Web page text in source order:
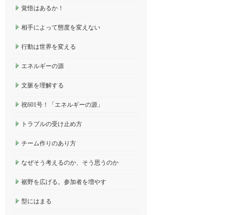
覚悟はあるか！
相手によって態度を変えない
行動は世界を変える
エネルギーの源
文脈を理解する
祝601号！「エネルギーの源」
トラブルの受け止め方
チーム作りのあり方
なぜそう考えるのか、そう思うのか
裾野を広げる。参加者を増やす
型にはまる